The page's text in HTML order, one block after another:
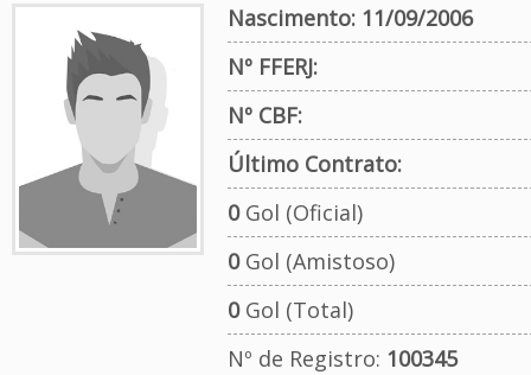
Nascimento: 11/09/2006
Nº FFERJ:
Nº CBF:
Último Contrato:
0Gol (Oficial)
0Gol (Amistoso)
0Gol (Total)
Nº de Registro: 100345